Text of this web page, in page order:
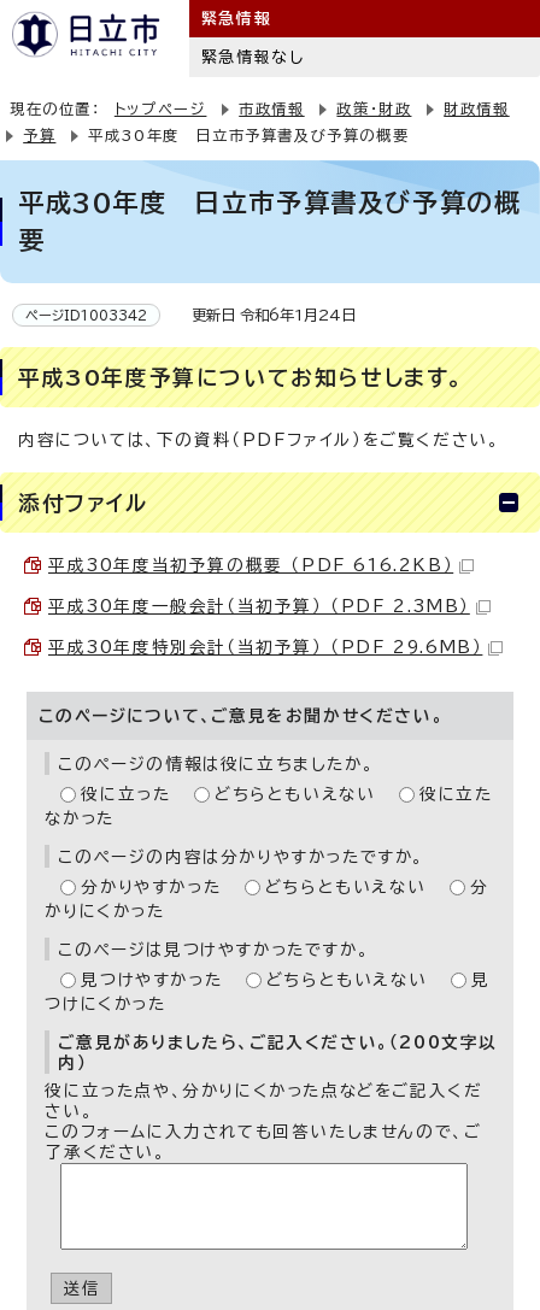
緊急情報
緊急情報なし
現在の位置： トップページ 市政情報 政策・財政
財政情報
予算
平成30年度 日立市予算書及び予算の概要
平成30年度 日立市予算書及び予算の概
要
ページID1003342 更新日 令和6年1月24日
平成30年度予算についてお知らせします。
内容については、下の資料（PDFファイル）をご覧ください。
添付ファイル
平成30年度当初予算の概要 （PDF 616.2KB）
平成30年度一般会計（当初予算） （PDF 2.3MB）
平成30年度特別会計（当初予算） （PDF 29.6MB）
このページについて、ご意見をお聞かせください。
このページの情報は役に立ちましたか。
役に立った
どちらともいえない
役に立た
なかった
このページの内容は分かりやすかったですか。
分かりやすかった
どちらともいえない
分
かりにくかった
このページは見つけやすかったですか。
見つけやすかった
どちらともいえない
見
つけにくかった
ご意見がありましたら、ご記入ください。（200文字以
内）
役に立った点や、分かりにくかった点などをご記入くだ
さい。
このフォームに入力されても回答いたしませんので、ご
了承ください。
送信